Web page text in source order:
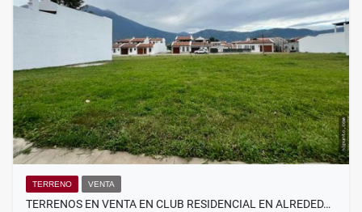
TERRENO VENTA
TERRENOS EN VENTA EN CLUB RESIDENCIAL EN ALREDED…